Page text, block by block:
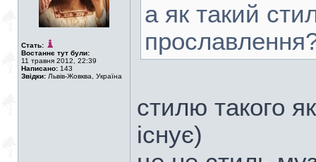
Стать:
Востаннє тут були:
11 травня 2012, 22:39
Написано: 143
Звідки: Львів-Жовква, Україна
а як такий
стилю такого
існує)